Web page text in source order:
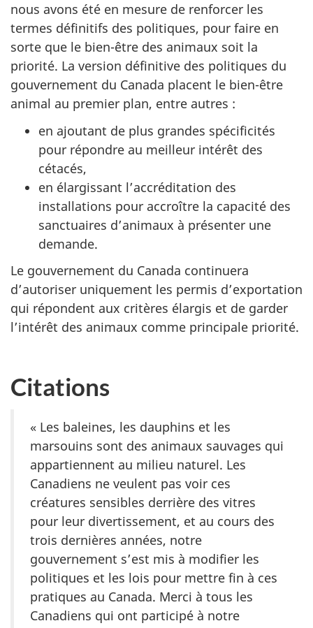
nous avons été en mesure de renforcer les
termes définitifs des politiques, pour faire en
sorte que le bien-être des animaux soit la
priorité. La version définitive des politiques du
gouvernement du Canada placent le bien-être
animal au premier plan, entre autres :
en ajoutant de plus grandes spécificités
pour répondre au meilleur intérêt des
cétacés,
en élargissant l’accréditation des
installations pour accroître la capacité des
sanctuaires d’animaux à présenter une
demande.
Le gouvernement du Canada continuera
d’autoriser uniquement les permis d’exportation
qui répondent aux critères élargis et de garder
l’intérêt des animaux comme principale priorité.
Citations
« Les baleines, les dauphins et les
marsouins sont des animaux sauvages qui
appartiennent au milieu naturel. Les
Canadiens ne veulent pas voir ces
créatures sensibles derrière des vitres
pour leur divertissement, et au cours des
trois dernières années, notre
gouvernement s’est mis à modifier les
politiques et les lois pour mettre fin à ces
pratiques au Canada. Merci à tous les
Canadiens qui ont participé à notre